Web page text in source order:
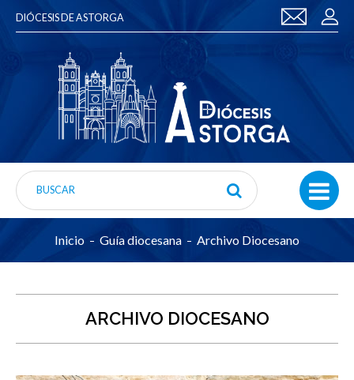
DIÓCESIS DE ASTORGA
Inicio Guía diocesana Archivo Diocesano
ARCHIVO DIOCESANO